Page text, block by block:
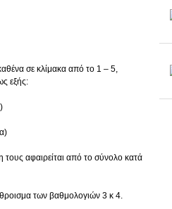
σε κλίμακα από το 1 – 5,
εξής:
αφαιρείται από το σύνολο κατά
των βαθμολογιών 3 κ 4.